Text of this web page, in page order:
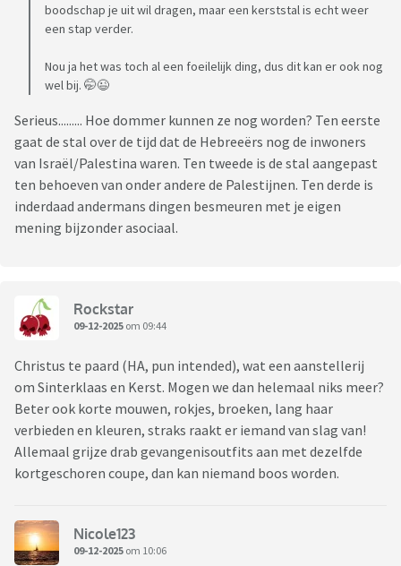
boodschap je uit wil dragen, maar een kerststal is echt weer
een stap verder.
Nou ja het was toch al een foeilelijk ding, dus dit kan er ook nog
wel bij. 🤭😉
Serieus......... Hoe dommer kunnen ze nog worden? Ten eerste
gaat de stal over de tijd dat de Hebreeërs nog de inwoners
van Israël/Palestina waren. Ten tweede is de stal aangepast
ten behoeven van onder andere de Palestijnen. Ten derde is
inderdaad andermans dingen besmeuren met je eigen
mening bijzonder asociaal.
Rockstar
09-12-2025 om 09:44
Christus te paard (HA, pun intended), wat een aanstellerij
om Sinterklaas en Kerst. Mogen we dan helemaal niks meer?
Beter ook korte mouwen, rokjes, broeken, lang haar
verbieden en kleuren, straks raakt er iemand van slag van!
Allemaal grijze drab gevangenisoutfits aan met dezelfde
kortgeschoren coupe, dan kan niemand boos worden.
Nicole123
09-12-2025 om 10:06